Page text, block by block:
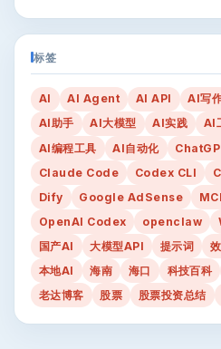
标签
AI AI Agent AI API AI写
AI助手
AI大模型 AI实践 AI
AI编程工具
AI自动化
Claude Code
Codex CLI
Dify
Google AdSense
OpenAI Codex
openclaw
国产AI
大模型API 提示词
本地AI
海南 海口 科技百科
老达博客
股票 股票投资总结